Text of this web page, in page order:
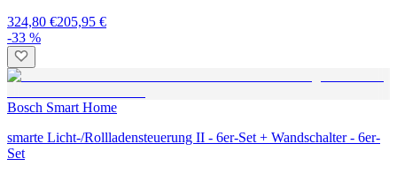
324,80 €205,95 €
-33 %
Bosch Smart Home
smarte Licht-/Rollladensteuerung II - 6er-Set + Wandschalter - 6er-
Set